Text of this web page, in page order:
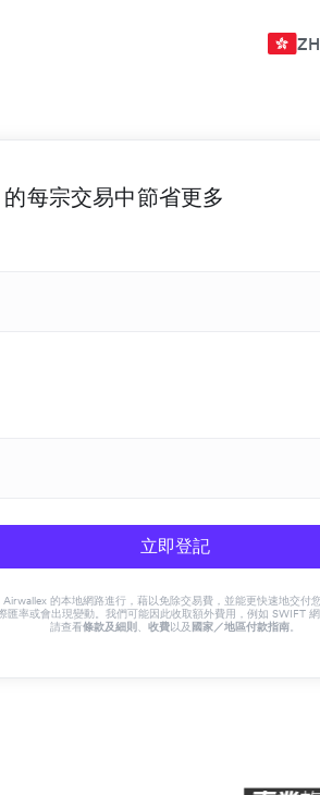
ZH
每宗交易中節省更多
立即登記
的本地網路進行，藉以免除交易費，並能更快速地交付
匯率或會出現變動。我們可能因此收取額外費用，例如 SWIFT
請查看條款及細則、 收費以及 國家／地區付款指南。